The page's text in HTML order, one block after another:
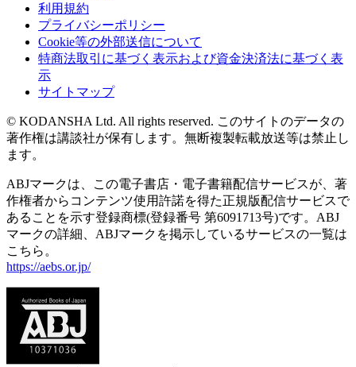
利用規約
プライバシーポリシー
Cookie等の外部送信について
特商法取引に基づく表示および資金決済法に基づく表
示
サイトマップ
© KODANSHA Ltd. All rights reserved. このサイトのデータの
著作権は講談社が保有します。無断複製転載放送等は禁止し
ます。
ABJマークは、この電子書店・電子書籍配信サービスが、著
作権者からコンテンツ使用許諾を得た正規版配信サービスで
あることを示す登録商標(登録番号 第6091713号)です。ABJ
マークの詳細、ABJマークを掲示しているサービスの一覧は
こちら。
https://aebs.or.jp/